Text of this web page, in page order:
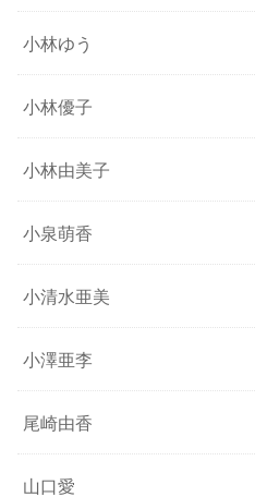
小林ゆう
小林優子
小林由美子
小泉萌香
小清水亜美
小澤亜李
尾崎由香
山口愛